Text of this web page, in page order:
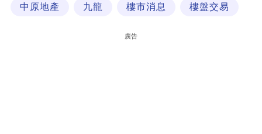
中原地產 九龍 樓市消息 樓盤交易
廣告